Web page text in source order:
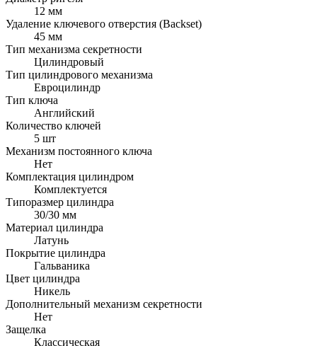
12 мм
Удаление ключевого отверстия (Backset)
45 мм
Тип механизма секретности
Цилиндровый
Тип цилиндрового механизма
Евроцилиндр
Тип ключа
Английский
Количество ключей
5 шт
Механизм постоянного ключа
Нет
Комплектация цилиндром
Комплектуется
Типоразмер цилиндра
30/30 мм
Материал цилиндра
Латунь
Покрытие цилиндра
Гальваника
Цвет цилиндра
Никель
Дополнительный механизм секретности
Нет
Защелка
Классическая